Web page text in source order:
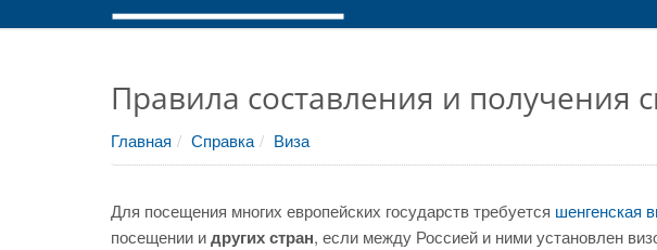
Правила составления и получения
Главная Справка Виза
Для посещения многих европейских государств требуется шенгенская
посещении идругих стран, если между Россией и ними установлен